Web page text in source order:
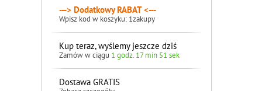
---> Dodatkowy RABAT <---
Wpisz kod w koszyku: 1zakupy
Kup teraz, wyślemy jeszcze dziś
Zamów w ciągu 1 godz. 17 min 50 sek
Dostawa GRATIS